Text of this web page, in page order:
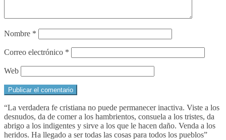
Nombre *
Correo electrónico *
Web
“La verdadera fe cristiana no puede permanecer inactiva. Viste a los
desnudos, da de comer a los hambrientos, consuela a los tristes, da
abrigo a los indigentes y sirve a los que le hacen daño. Venda a los
heridos. Ha llegado a ser todas las cosas para todos los pueblos”